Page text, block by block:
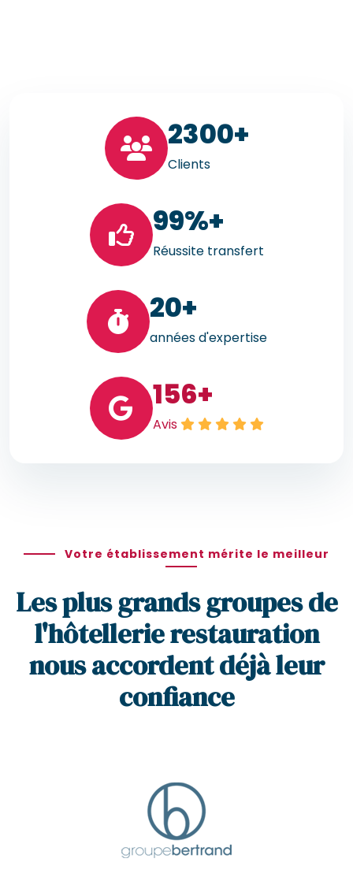
2300+
Clients
99%+
Réussite transfert
20+
années d'expertise
156+
Avis
Votre établissement mérite le meilleur
Les plus grands groupes de
l'hôtellerie restauration
nous accordent déjà leur
confiance